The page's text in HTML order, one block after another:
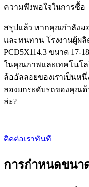
ความพึงพอใจในการซื้อ
สรุปแล้ว หากคุณกำลังม
และทนทาน โรงงานผู้ผ
PCD5X114.3 ขนาด
ในคุณภาพและเทคโนโล
ล้ออัลลอยของเราเป็นห
ลองยกระดับรถของคุณด้
ล่ะ?
ติดต่อเราทันที
การกำหนดขนา